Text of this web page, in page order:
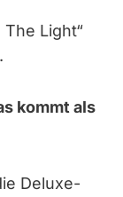
The Light“
kommt als
Deluxe-